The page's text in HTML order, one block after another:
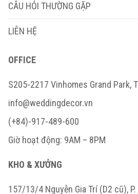
CÂU HỎI THƯỜNG GẶP
LIÊN HỆ
OFFICE
S205-2217 Vinhomes Grand Park,
info@weddingdecor.vn
(+84)-917-489-600
Giờ hoạt động: 9AM – 8PM
KHO & XƯỞNG
157/13/4 Nguyễn Gia Trí (D2 cũ),